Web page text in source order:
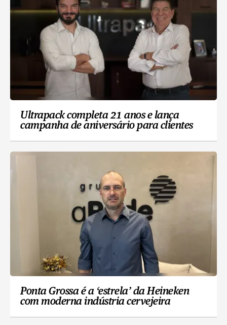
Ultrapack completa 21 anos e lança
campanha de aniversário para clientes
Ponta Grossa é a ‘estrela’ da Heineken
com moderna indústria cervejeira